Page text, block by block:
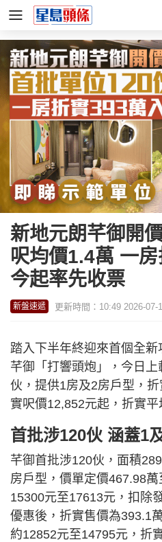
新地元朗芊御開
呎均價1.4萬 一
今起率先收票
新盤速遞 更新時間：10:49 2026-07-
踏入下半年終迎來首個全
芊御「打響頭炮」，今日
伙，提供1房及2房戶型，
實呎價12,852元起，折實平
首批涉120伙 涵蓋1
芊御首批涉120伙，面積
房戶型，價單定價467.98
15300元至17613元，扣除
優惠後，折實售價為393.1
約12852元至14795元，折